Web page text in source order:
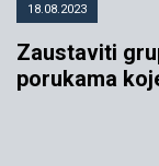
18.08.2023
Zaustaviti
porukama